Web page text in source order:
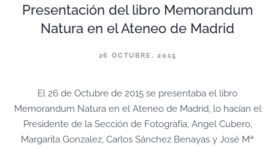
Presentación del libro Memorandum
Natura en el Ateneo de Madrid
26 OCTUBRE, 2015
El 26 de Octubre de 2015 se presentaba el libro
Memorandum Natura en el Ateneo de Madrid, lo hacían el
Presidente de la Sección de Fotografía, Angel Cubero,
Margarita Gonzalez, Carlos Sánchez Benayas y José Mª